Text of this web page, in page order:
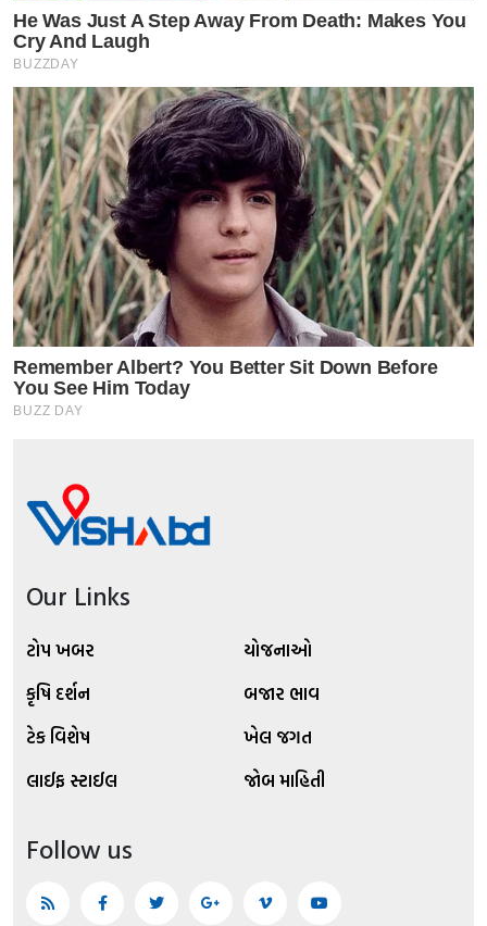
Our Links
ટોપ ખબર
યોજનાઓ
કૃષિ દર્શન
બજાર ભાવ
ટેક વિશેષ
ખેલ જગત
લાઈફ સ્ટાઈલ
જોબ માહિતી
Follow us